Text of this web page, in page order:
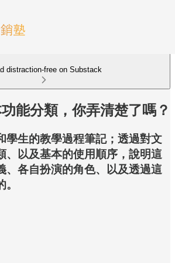
distraction-free on Substack
能分類，你弄清楚了嗎？
學生的教學過程筆記；透過對文
、以及基本的使用順序，說明這
、各自扮演的角色、以及透過這